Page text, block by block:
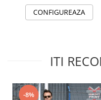
CONFIGUREAZA
ITI
-8%